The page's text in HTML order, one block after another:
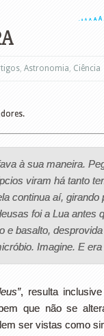
A A A A A A
, Astronomia, Ciência
à sua maneira.
viram há tanto
continua aí, girando
foi a Lua antes
e basalto,
Imagine. E era
, resulta
que não se
ser vistas como